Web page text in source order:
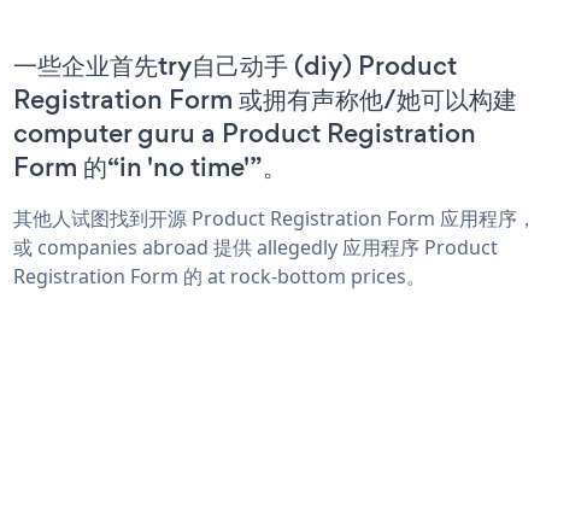
一些企业首先try自己动手 (diy) Product
Registration Form 或拥有声称他/她可以构建
computer guru a Product Registration
Form 的“in 'no time'”。
其他人试图找到开源 Product Registration Form 应用程序，
或 companies abroad 提供 allegedly 应用程序 Product
Registration Form 的 at rock-bottom prices。